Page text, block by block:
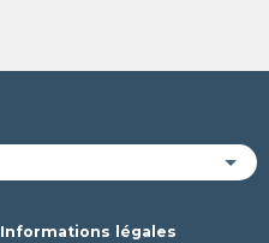
Informations légales